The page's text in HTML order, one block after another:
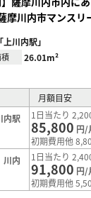
摩川内市マンスリ
川内駅」
26.01m²
月額目安
内駅
1日当たり
85,800 円/
初期費用他
川内
1日当たり
91,800 円/
初期費用他